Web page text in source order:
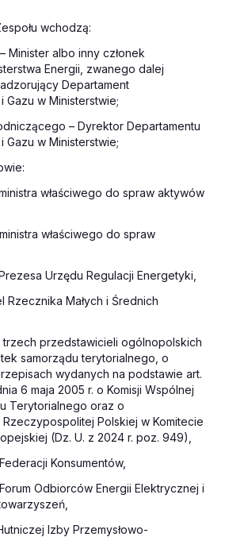
wchodzą:
Minister albo inny członek
Energii, zwanego dalej
Departament
w Ministerstwie;
– Dyrektor Departamentu
w Ministerstwie;
właściwego do spraw aktywów
właściwego do spraw
Urzędu Regulacji Energetyki,
Małych i Średnich
przedstawicieli ogólnopolskich
samorządu terytorialnego, o
wydanych na podstawie art.
6 maja 2005 r. o Komisji Wspólnej
Terytorialnego oraz o
Polskiej w Komitecie
(Dz. U. z 2024 r. poz. 949),
Konsumentów,
Odbiorców Energii Elektrycznej i
Izby Przemysłowo-